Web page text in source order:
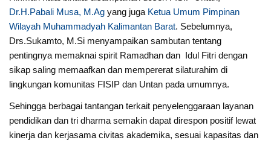
Dr.H.Pabali Musa, M.Ag yang juga Ketua Umum Pimpinan
Wilayah Muhammadyah Kalimantan Barat. Sebelumnya,
Drs.Sukamto, M.Si menyampaikan sambutan tentang
pentingnya memaknai spirit Ramadhan dan Idul Fitri dengan
sikap saling memaafkan dan mempererat silaturahim di
lingkungan komunitas FISIP dan Untan pada umumnya.
Sehingga berbagai tantangan terkait penyelenggaraan layanan
pendidikan dan tri dharma semakin dapat direspon positif lewat
kinerja dan kerjasama civitas akademika, sesuai kapasitas dan